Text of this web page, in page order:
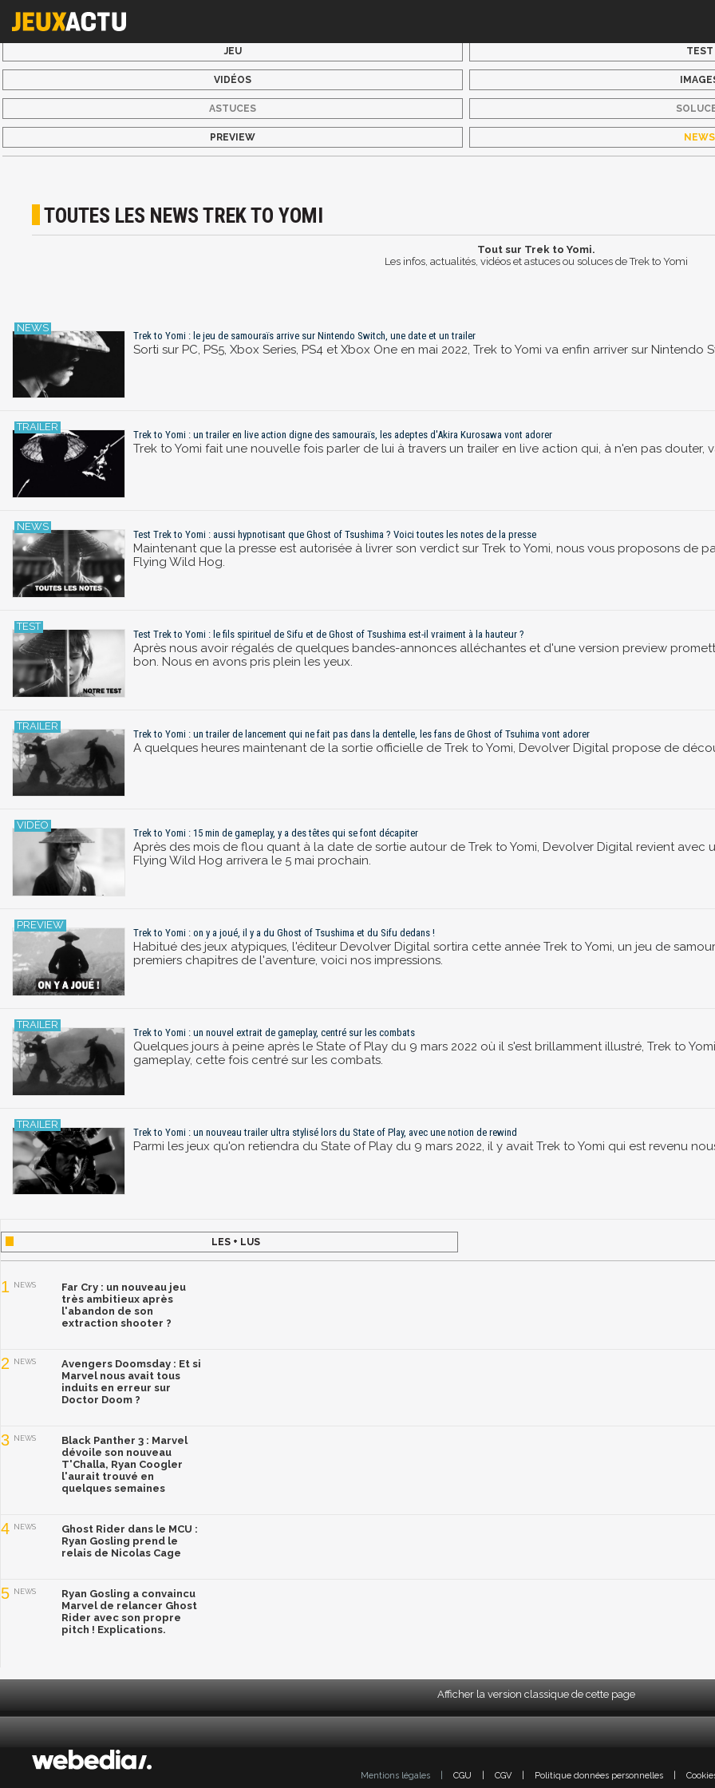
JEU TEST
VIDÉOS
ASTUCES
PREVIEW NEWS
TOUTES LES NEWS TREK TO YOMI
Tout sur Trek to Yomi.
Les infos, actualités, vidéos et astuces ou soluces de Trek to Yomi
Trek to Yomi : le jeu de samouraïs arrive sur Nintendo Switch, une date et un trailer
Sorti sur PC, PS5, Xbox Series, PS4 et Xbox One en mai 2022, Trek to Yomi va enfin arriver sur Nintendo
Trek to Yomi : un trailer en live action digne des samouraïs, les adeptes d'Akira Kurosawa vont adorer
Trek to Yomi fait une nouvelle fois parler de lui à travers un trailer en live action qui, à n'en pas douter,
Test Trek to Yomi : aussi hypnotisant que Ghost of Tsushima ? Voici toutes les notes de la presse
Maintenant que la presse est autorisée à livrer son verdict sur Trek to Yomi, nous vous proposons de
Flying Wild Hog.
Test Trek to Yomi : le fils spirituel de Sifu et de Ghost of Tsushima est-il vraiment à la hauteur ?
Après nous avoir régalés de quelques bandes-annonces alléchantes et d'une version preview
bon. Nous en avons pris plein les yeux.
Trek to Yomi : un trailer de lancement qui ne fait pas dans la dentelle, les fans de Ghost of Tsuhima vont adorer
A quelques heures maintenant de la sortie officielle de Trek to Yomi, Devolver Digital propose de
Trek to Yomi : 15 min de gameplay, y a des têtes qui se font décapiter
Après des mois de flou quant à la date de sortie autour de Trek to Yomi, Devolver Digital revient
Flying Wild Hog arrivera le 5 mai prochain.
Trek to Yomi : on y a joué, il y a du Ghost of Tsushima et du Sifu dedans !
Habitué des jeux atypiques, l'éditeur Devolver Digital sortira cette année Trek to Yomi, un jeu de
premiers chapitres de l'aventure, voici nos impressions.
Trek to Yomi : un nouvel extrait de gameplay, centré sur les combats
Quelques jours à peine après le State of Play du 9 mars 2022 où il s'est brillamment illustré, Trek to
gameplay, cette fois centré sur les combats.
Trek to Yomi : un nouveau trailer ultra stylisé lors du State of Play, avec une notion de rewind
Parmi les jeux qu'on retiendra du State of Play du 9 mars 2022, il y avait Trek to Yomi qui est revenu
LES + LUS
1 NEWS
Far Cry : un nouveau jeu
très ambitieux après
l'abandon de son
extraction shooter ?
2 NEWS
Avengers Doomsday : Et si
Marvel nous avait tous
induits en erreur sur
Doctor Doom ?
3 NEWS
Black Panther 3 : Marvel
dévoile son nouveau
T'Challa, Ryan Coogler
l'aurait trouvé en
quelques semaines
4 NEWS
Ghost Rider dans le MCU :
Ryan Gosling prend le
relais de Nicolas Cage
5 NEWS
Ryan Gosling a convaincu
Marvel de relancer Ghost
Rider avec son propre
pitch ! Explications.
Afficher la version classique de cette page
Mentions légales CGU CGV Politique données personnelles